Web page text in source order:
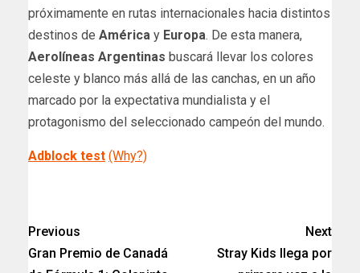
próximamente en rutas internacionales hacia distintos
destinos de América y Europa. De esta manera,
Aerolíneas Argentinas buscará llevar los colores
celeste y blanco más allá de las canchas, en un año
marcado por la expectativa mundialista y el
protagonismo del seleccionado campeón del mundo.
Adblock test (Why?)
Previous
Gran Premio de Canadá
Next
Stray Kids llega por